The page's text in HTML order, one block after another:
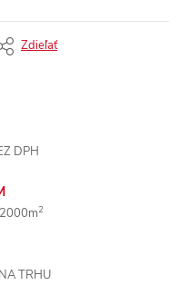
Zdieľať
DPH
2
TRHU